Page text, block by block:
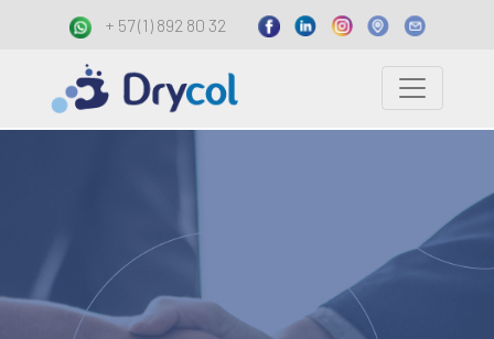
+ 57 (1) 892 80 32